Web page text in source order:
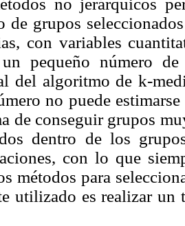
no jerárquicos
de grupos
con variables
pequeño número
del algoritmo de k-
no puede
de conseguir grupos
dentro de los
con lo que
métodos para
utilizado es realizar